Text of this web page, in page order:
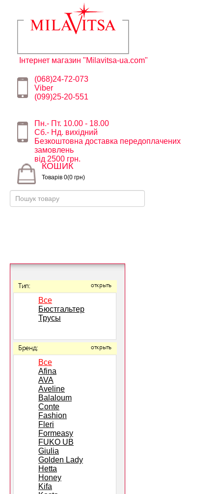
Інтернет магазин "Milavitsa-ua.com"
(068)24-72-073
Viber
(099)25-20-551
Пн.- Пт. 10.00 - 18.00
Сб.- Нд. вихідний
Безкоштовна доставка передоплачених
замовлень
від 2500 грн.
КОШИК
Товарів 0(0 грн)
Тип: открыть
Все
Бюстгальтер
Трусы
Бренд: открыть
Все
Afina
AVA
Aveline
Balaloum
Conte
Fashion
Fleri
Formeasy
FUKO UB
Giulia
Golden Lady
Hetta
Honey
Kifa